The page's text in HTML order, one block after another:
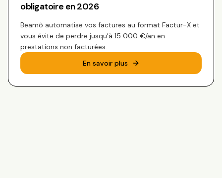
obligatoire en 2026
Beamô automatise vos factures au format Factur-X et
vous évite de perdre jusqu'à 15 000 €/an en
prestations non facturées.
En savoir plus